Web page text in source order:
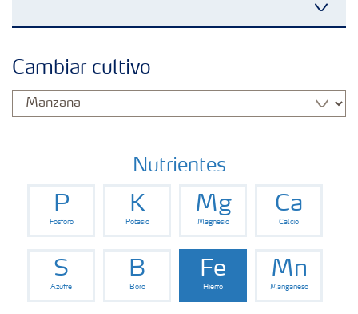
Fertilizantes
Portafolio de Agricultura Digital
Almacenaje y manejo de fertilizantes
Soluciones por cultivos
Cambiar cultivo
Nutrientes
P
Fósforo
K
Potasio
Mg
Magnesio
Ca
Calcio
S
Azufre
B
Boro
Fe
Hierro
Mn
Manganeso